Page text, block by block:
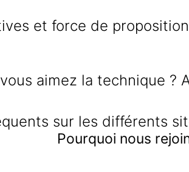
et force de proposition
aimez la technique ?
sur les différents
Pourquoi nous